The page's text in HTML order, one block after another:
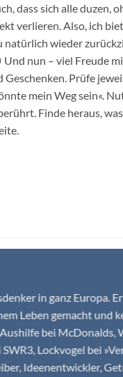
dass sich alle duzen,
verlieren. Also, ich
natürlich wieder
nun – viel Freude
Geschenken. Prüfe
mein Weg sein«.
Finde heraus,
in ganz Europa.
Leben gemacht und
bei McDonalds,
Lockvogel bei
Ideenentwickler,